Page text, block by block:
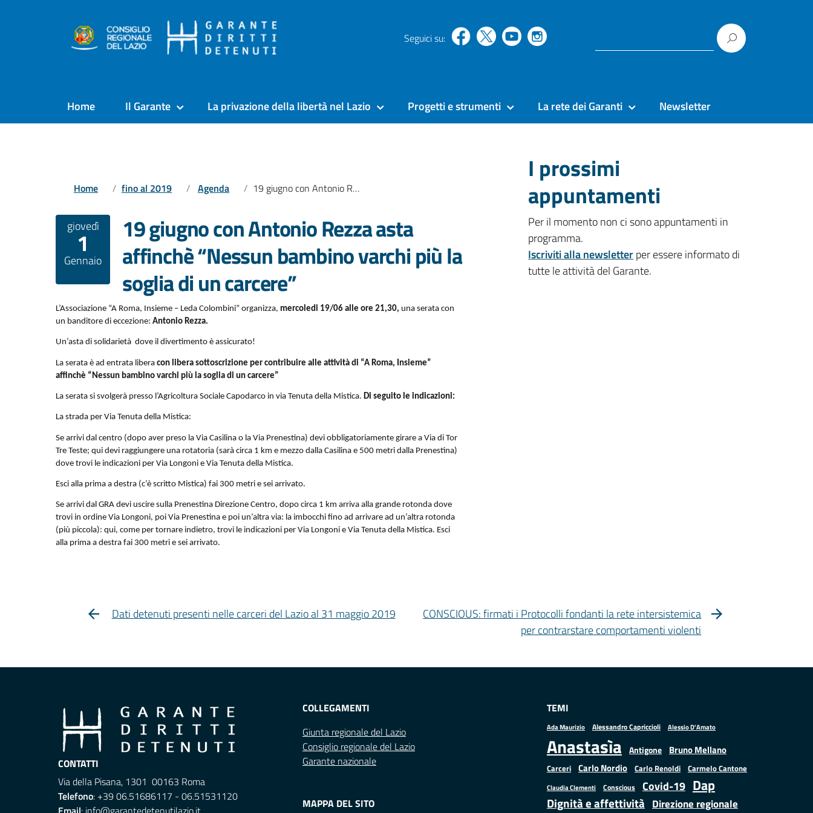
Seguici su:
Home Il Garante La privazione della libertà nel Lazio Progetti e strumenti La rete dei Garanti Newsletter
Home fino al 2019 Agenda 19 giugno con Antonio Rezza asta affinchè “Nessun bambino varchi più la soglia di un carcere”
giovedì
1
Gennaio
19 giugno con Antonio Rezza asta
affinchè “Nessun bambino varchi più la
soglia di un carcere”
L’Associazione “A Roma, Insieme – Leda Colombini” organizza, mercoledi 19/06 alle ore 21,30, una serata con
un banditore di eccezione: Antonio Rezza.
Un’asta di solidarietà dove il divertimento è assicurato!
La serata è ad entrata libera con libera sottoscrizione per contribuire alle attività di “A Roma, Insieme”
affinchè “Nessun bambino varchi più la soglia di un carcere”
La serata si svolgerà presso l’Agricoltura Sociale Capodarco in via Tenuta della Mistica. Di seguito le indicazioni:
La strada per Via Tenuta della Mistica:
Se arrivi dal centro (dopo aver preso la Via Casilina o la Via Prenestina) devi obbligatoriamente girare a Via di Tor
Tre Teste; qui devi raggiungere una rotatoria (sarà circa 1 km e mezzo dalla Casilina e 500 metri dalla Prenestina)
dove trovi le indicazioni per Via Longoni e Via Tenuta della Mistica.
Esci alla prima a destra (c’è scritto Mistica) fai 300 metri e sei arrivato.
Se arrivi dal GRA devi uscire sulla Prenestina Direzione Centro, dopo circa 1 km arriva alla grande rotonda dove
trovi in ordine Via Longoni, poi Via Prenestina e poi un’altra via: la imbocchi fino ad arrivare ad un’altra rotonda
(più piccola): qui, come per tornare indietro, trovi le indicazioni per Via Longoni e Via Tenuta della Mistica. Esci
alla prima a destra fai 300 metri e sei arrivato.
I prossimi
appuntamenti
Per il momento non ci sono appuntamenti in
programma.
Iscriviti alla newsletterper essere informato di
tutte le attività del Garante.
Dati detenuti presenti nelle carceri del Lazio al 31 maggio 2019
CONSCIOUS: firmati i Protocolli fondanti la rete intersistemica
per contrarstare comportamenti violenti
CONTATTI
Via della Pisana, 1301 00163 Roma
Telefono: +39 06.51686117 - 06.51531120
COLLEGAMENTI
Giunta regionale del Lazio
Consiglio regionale del Lazio
Garante nazionale
MAPPA DEL SITO
TEMI
Ada Maurizio Alessandro Capriccioli Alessio D'Amato
Anastasìa Antigone Bruno Mellano
Carceri Carlo Nordio Carlo Renoldi Carmelo Cantone
Claudia Clementi Conscious Covid-19 Dap
Dignità e affettività Direzione regionale